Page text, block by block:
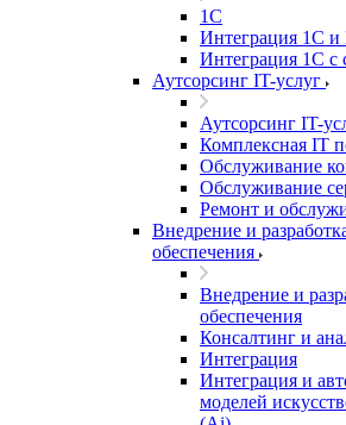
1С
Интеграция 1С и
Интеграция 1С с
Аутсорсинг IT-услуг
Аутсорсинг IT-
Комплексная IT
Обслуживание
Обслуживание
Ремонт и
Внедрение и
обеспечения
Внедрение и
обеспечения
Консалтинг и
Интеграция
Интеграция и
моделей